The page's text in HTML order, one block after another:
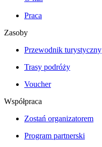
Praca
Zasoby
Przewodnik turystyczny
Trasy podróży
Voucher
Współpraca
Zostań organizatorem
Program partnerski